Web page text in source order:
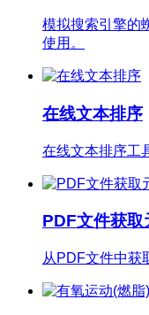
模拟搜索引擎的
使用。
在线文本排序
在线文本排序工
PDF文件获取
从PDF文件中获